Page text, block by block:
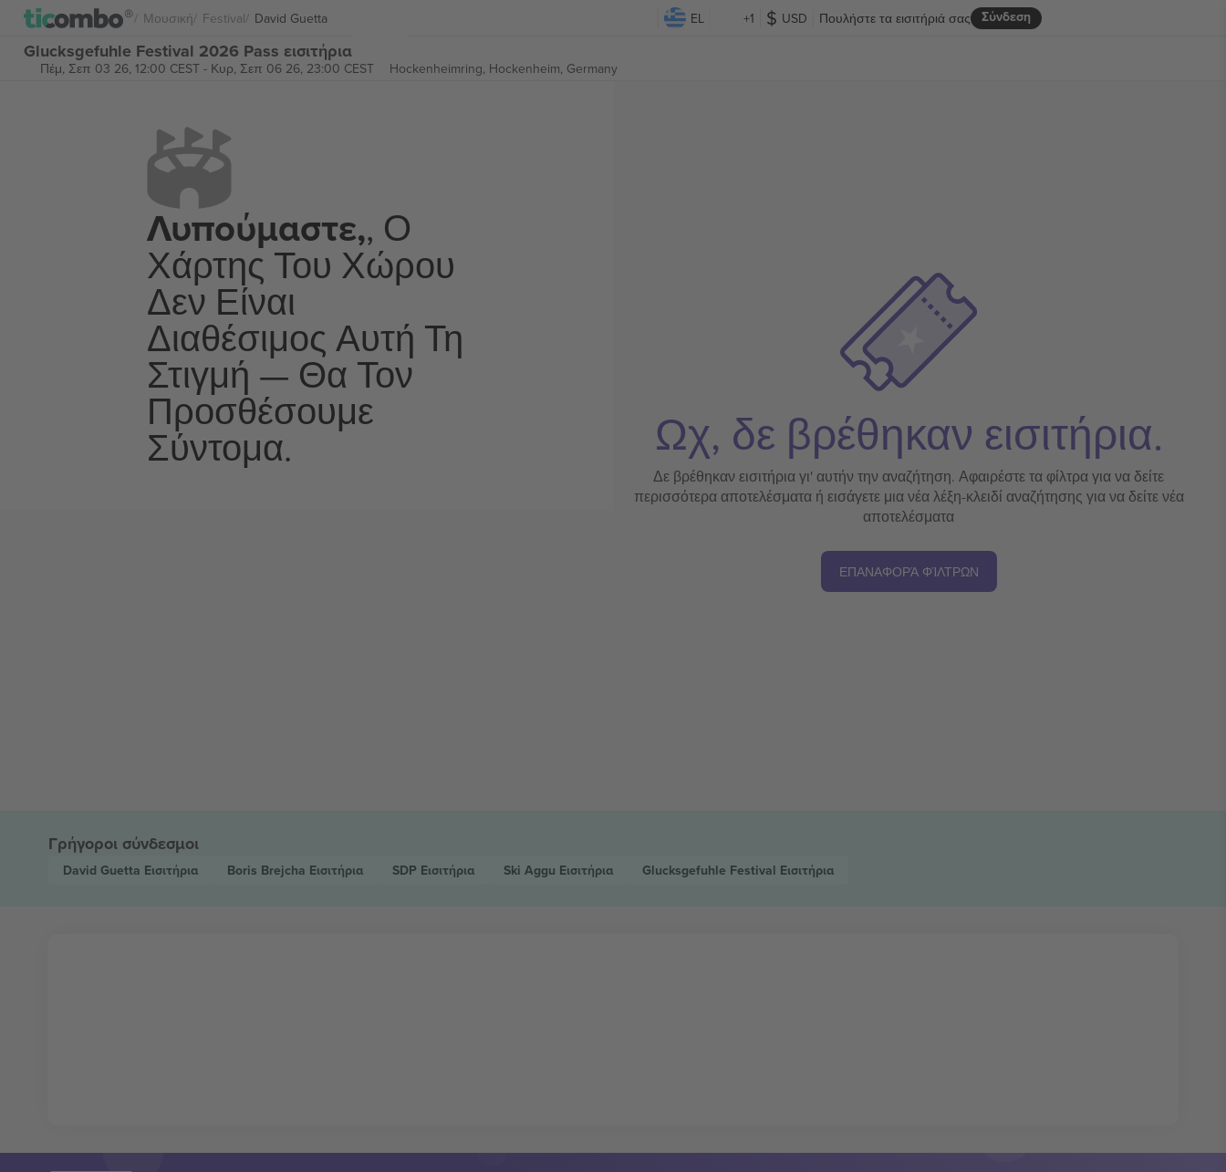
Μουσική Festival David Guetta EL +1 USD Σύνδεση
Πουλήστε τα εισιτήριά σας
Glucksgefuhle Festival 2026 Pass εισιτήρια
Πέμ, Σεπ 03 26, 12:00 CEST- Κυρ, Σεπ 06 26, 23:00 CEST Hockenheimring, Hockenheim, Germany
Λυπούμαστε,, Ο
Χάρτης Του Χώρου
Δεν Είναι
Διαθέσιμος Αυτή Τη
Στιγμή — Θα Τον
Προσθέσουμε
Σύντομα. Ωχ, δε βρέθηκαν εισιτήρια.
Δε βρέθηκαν εισιτήρια γι' αυτήν την αναζήτηση. Αφαιρέστε τα φίλτρα για να δείτε
περισσότερα αποτελέσματα ή εισάγετε μια νέα λέξη-κλειδί αναζήτησης για να δείτε νέα
αποτελέσματα
ΕΠΑΝΑΦΟΡΆ ΦΊΛΤΡΩΝ
Γρήγοροι σύνδεσμοι
David Guetta Εισιτήρια Boris Brejcha Εισιτήρια SDP Εισιτήρια Ski Aggu Εισιτήρια Glucksgefuhle Festival Εισιτήρια